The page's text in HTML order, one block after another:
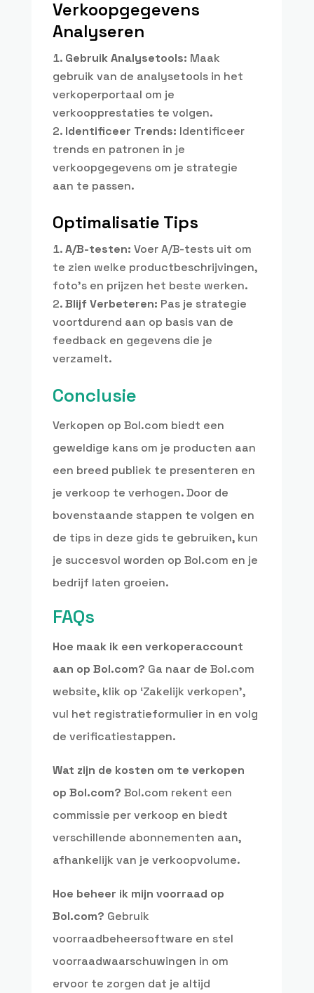
Verkoopgegevens
Analyseren
Gebruik Analysetools: Maak
gebruik van de analysetools in het
verkoperportaal om je
verkoopprestaties te volgen.
Identificeer Trends: Identificeer
trends en patronen in je
verkoopgegevens om je strategie
aan te passen.
Optimalisatie Tips
A/B-testen: Voer A/B-tests uit om
te zien welke productbeschrijvingen,
foto’s en prijzen het beste werken.
Blijf Verbeteren: Pas je strategie
voortdurend aan op basis van de
feedback en gegevens die je
verzamelt.
Conclusie
Verkopen op Bol.com biedt een
geweldige kans om je producten aan
een breed publiek te presenteren en
je verkoop te verhogen. Door de
bovenstaande stappen te volgen en
de tips in deze gids te gebruiken, kun
je succesvol worden op Bol.com en je
bedrijf laten groeien.
FAQs
Hoe maak ik een verkoperaccount
aan op Bol.com? Ga naar de Bol.com
website, klik op ‘Zakelijk verkopen’,
vul het registratieformulier in en volg
de verificatiestappen.
Wat zijn de kosten om te verkopen
op Bol.com? Bol.com rekent een
commissie per verkoop en biedt
verschillende abonnementen aan,
afhankelijk van je verkoopvolume.
Hoe beheer ik mijn voorraad op
Bol.com? Gebruik
voorraadbeheersoftware en stel
voorraadwaarschuwingen in om
ervoor te zorgen dat je altijd